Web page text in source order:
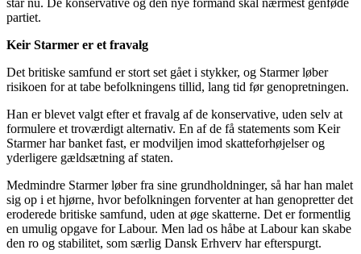
partiet.
Keir Starmer er et fravalg
Det britiske samfund er stort set gået i stykker, og Starmer løber
risikoen for at tabe befolkningens tillid, lang tid før genopretningen.
Han er blevet valgt efter et fravalg af de konservative, uden selv at
formulere et troværdigt alternativ. En af de få statements som Keir
Starmer har banket fast, er modviljen imod skatteforhøjelser og
yderligere gældsætning af staten.
Medmindre Starmer løber fra sine grundholdninger, så har han malet
sig op i et hjørne, hvor befolkningen forventer at han genopretter det
eroderede britiske samfund, uden at øge skatterne. Det er formentlig
en umulig opgave for Labour. Men lad os håbe at Labour kan skabe
den ro og stabilitet, som særlig Dansk Erhverv har efterspurgt.